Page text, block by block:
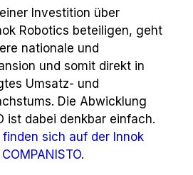
Investition über
Robotics beteiligen, geht
nationale und
und somit direkt in
Umsatz- und
Die Abwicklung
ist dabei denkbar einfach.
sich auf der Innok
.